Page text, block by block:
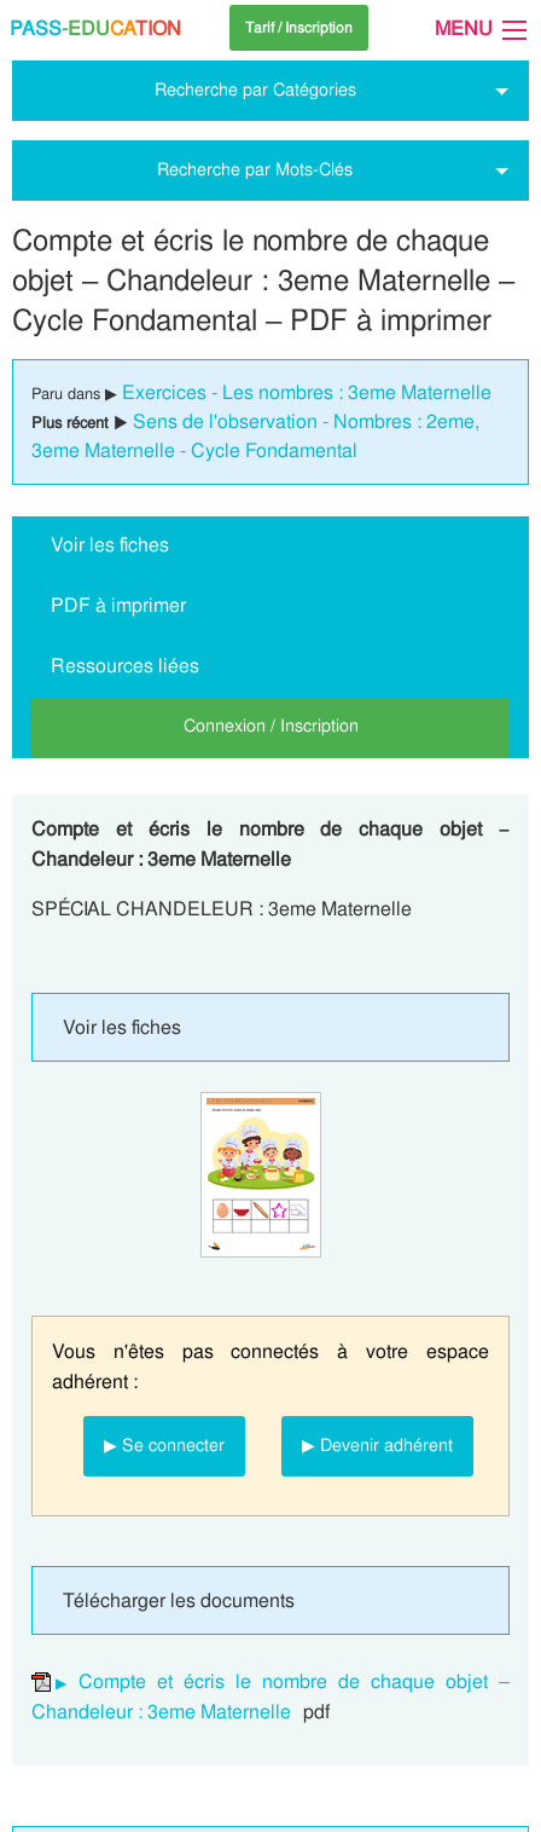
PASS-EDUCATION Tarif / Inscription MENU
Recherche par Catégories
Recherche par Mots-Clés
Compte et écris le nombre de chaque
objet – Chandeleur : 3eme Maternelle –
Cycle Fondamental – PDF à imprimer
Paru dans ▶ Exercices - Les nombres : 3eme Maternelle
Plus récent ▶ Sens de l'observation - Nombres : 2eme,
3eme Maternelle - Cycle Fondamental
Voir les fiches
PDF à imprimer
Ressources liées
Connexion / Inscription
Compte et écris le nombre de chaque objet –
Chandeleur : 3eme Maternelle
SPÉCIAL CHANDELEUR : 3eme Maternelle
Voir les fiches
Vous n'êtes pas connectés à votre espace
adhérent :
▶ Se connecter ▶ Devenir adhérent
Télécharger les documents
Compte et écris le nombre de chaque objet –
Chandeleur : 3eme Maternelle pdf